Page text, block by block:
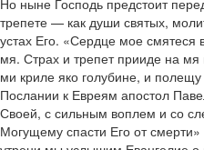
Но ныне Господь предстоит
трепете — как души святых,
устах Его. «Сердце мое
мя. Страх и трепет прииде на
ми криле яко голубине, и
Послании к Евреям апостол
Своей, с сильным воплем и со
Могущему спасти Его от